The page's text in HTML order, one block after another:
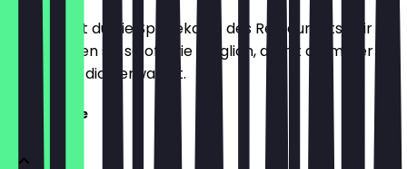
Hier findest du die Speisekarte des Restaurants. Wir
aktualisieren sie so oft wie möglich, damit du immer
weißt, was dich erwartet.
Speisekarte